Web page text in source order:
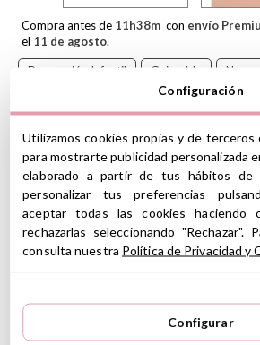
Compra antes de 11h38m con envío
el 11 de agosto.
Decoración Infantil Guirnalda
Número Little
Colgante del número 9 con el que podrás
tus peques o usarla como regalo. Un
que será estupendo para decorar la
Podrás combinarlo con otros bonitos
disponemos para crear tu guirnalda.
CARACTERÍSTICAS
Limpiar con un paño húmedo
Configuración
Utilizamos cookies propias y de
para mostrarte publicidad personalizada
elaborado a partir de tus hábitos de
personalizar tus preferencias
aceptar todas las cookies haciendo
rechazarlas seleccionando "Rechazar".
consulta nuestra Política de Privacidad y
Configurar